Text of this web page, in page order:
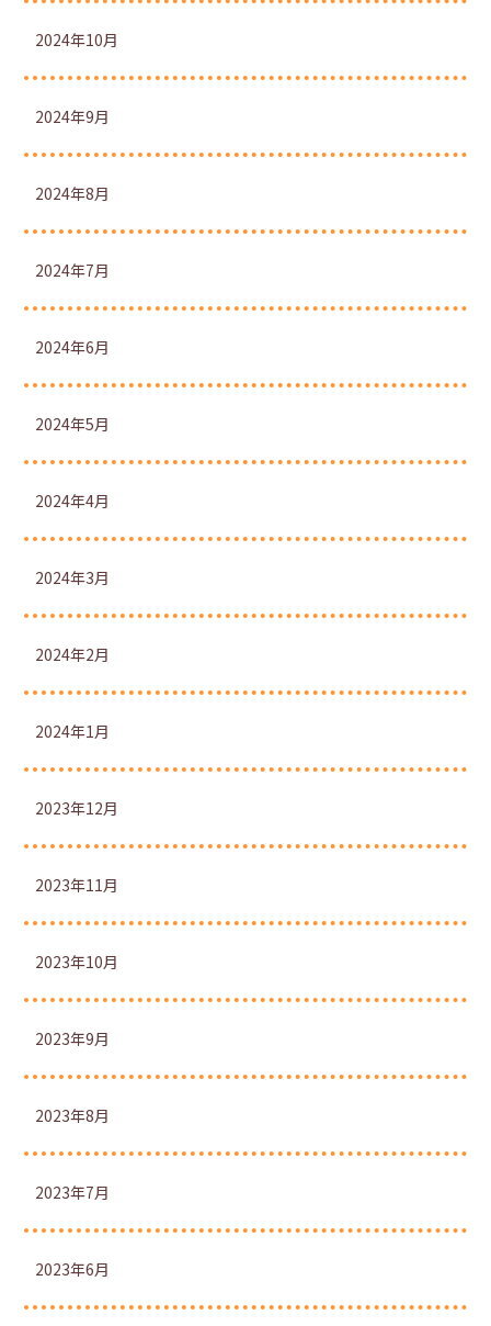
2024年10月
2024年9月
2024年8月
2024年7月
2024年6月
2024年5月
2024年4月
2024年3月
2024年2月
2024年1月
2023年12月
2023年11月
2023年10月
2023年9月
2023年8月
2023年7月
2023年6月